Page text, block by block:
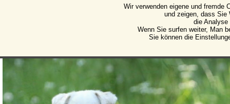
Protectora de Animales
Vereinigung für den Schutz von Tieren und
Wir verwenden eigene und fremde
und zeigen, dass Sie
die Analyse
Wenn Sie surfen weiter, Man
Sie können die